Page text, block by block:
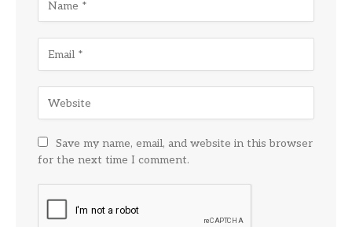
Save my name, email, and website in this browser
for the next time I comment.